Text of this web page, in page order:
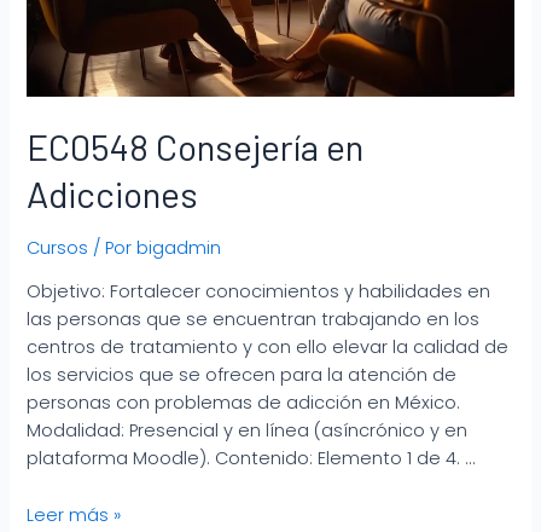
EC0548 Consejería en
Adicciones
Cursos / Porbigadmin
Objetivo: Fortalecer conocimientos y habilidades en
las personas que se encuentran trabajando en los
centros de tratamiento y con ello elevar la calidad de
los servicios que se ofrecen para la atención de
personas con problemas de adicción en México.
Modalidad: Presencial y en línea (asíncrónico y en
plataforma Moodle). Contenido: Elemento 1 de 4. …
Leer más »